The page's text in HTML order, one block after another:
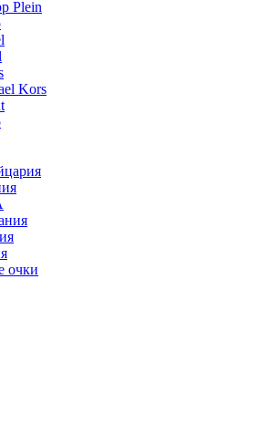
Plein
Kors
очки